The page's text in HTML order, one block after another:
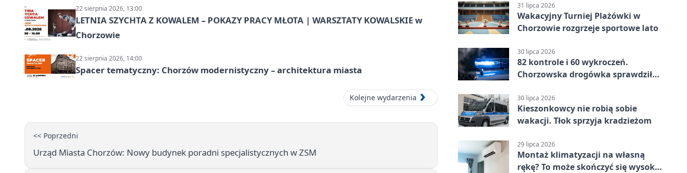
22 sierpnia 2026, 13:00
LETNIA SZYCHTA Z KOWALEM – POKAZY PRACY MŁOTA | WARSZTATY KOWALSKIE w
Chorzowie
22 sierpnia 2026, 14:00
Spacer tematyczny: Chorzów modernistyczny – architektura miasta
Kolejne wydarzenia
<< Poprzedni
Urząd Miasta Chorzów: Nowy budynek poradni specjalistycznych w ZSM
31 lipca 2026
Wakacyjny Turniej Plażówki w
Chorzowie rozgrzeje sportowe lato
30 lipca 2026
82 kontrole i 60 wykroczeń.
Chorzowska drogówka sprawdziła
30 lipca 2026
Kieszonkowcy nie robią sobie
wakacji. Tłok sprzyja kradzieżom
29 lipca 2026
Montaż klimatyzacji na własną
rękę? To może skończyć się wysoką